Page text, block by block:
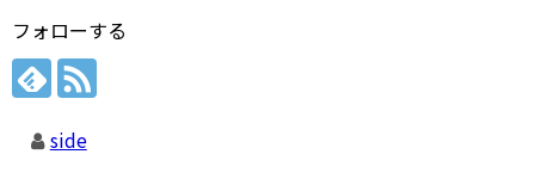
フォローする
side